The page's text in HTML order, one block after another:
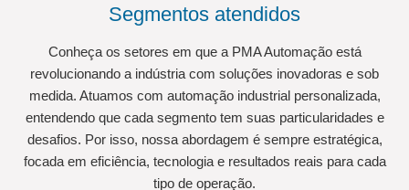
Segmentos atendidos
Conheça os setores em que a PMA Automação está
revolucionando a indústria com soluções inovadoras e sob
medida. Atuamos com automação industrial personalizada,
entendendo que cada segmento tem suas particularidades e
desafios. Por isso, nossa abordagem é sempre estratégica,
focada em eficiência, tecnologia e resultados reais para cada
tipo de operação.